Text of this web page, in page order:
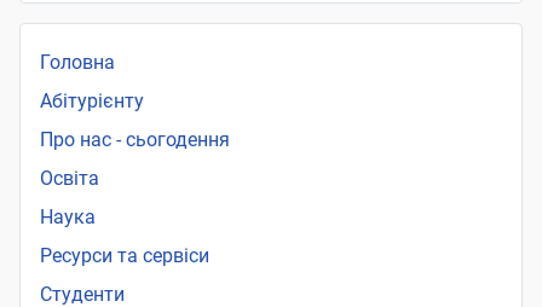
Головна
Абітурієнту
Про нас - сьогодення
Освіта
Наука
Ресурси та сервіси
Студенти